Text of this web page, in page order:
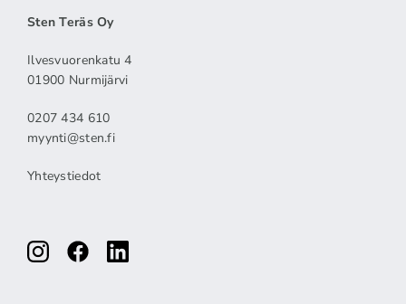
Sten Teräs Oy
Ilvesvuorenkatu 4
01900 Nurmijärvi
0207 434 610
myynti@sten.fi
Yhteystiedot